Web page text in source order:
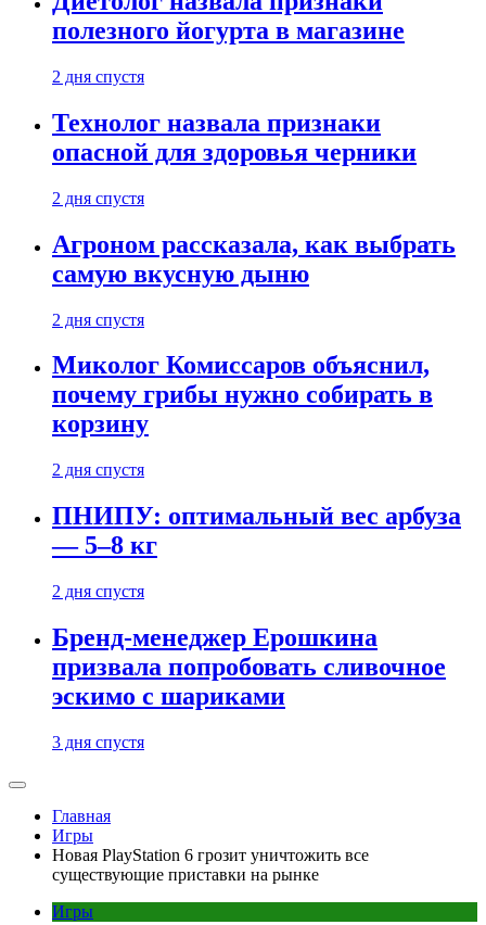
полезного йогурта в магазине
2 дня спустя
Технолог назвала признаки
опасной для здоровья черники
2 дня спустя
Агроном рассказала, как выбрать
самую вкусную дыню
2 дня спустя
Миколог Комиссаров объяснил,
почему грибы нужно собирать в
корзину
2 дня спустя
ПНИПУ: оптимальный вес арбуза
— 5–8 кг
2 дня спустя
Бренд-менеджер Ерошкина
призвала попробовать сливочное
эскимо с шариками
3 дня спустя
Главная
Игры
Новая PlayStation 6 грозит уничтожить все
существующие приставки на рынке
Игры